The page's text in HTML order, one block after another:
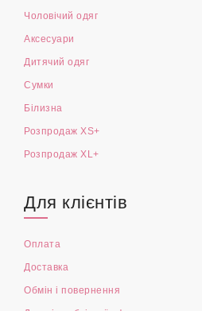
Чоловічий одяг
Аксесуари
Дитячий одяг
Сумки
Білизна
Розпродаж XS+
Розпродаж XL+
Для клієнтів
Оплата
Доставка
Обмін і повернення